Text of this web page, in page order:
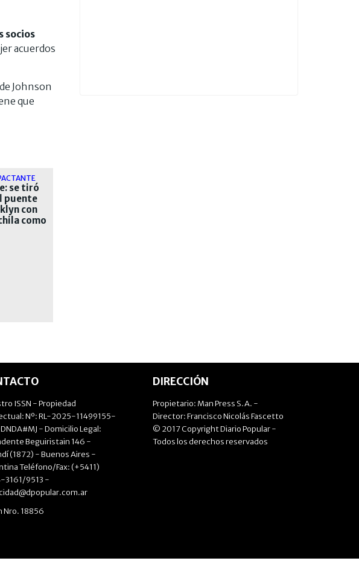
socios
acuerdos
Johnson
que
se tiró
puente
con
como
ISSN - Propiedad
Nº: RL-2025-11499155-
- Domicilio Legal:
Beguiristain 146 -
(1872) - Buenos Aires -
Teléfono/Fax: (+5411)
3161/9513 -
Nro. 18856
DIRECCIÓN
Propietario: Man Press S.A. -
Director: Francisco Nicolás Fascetto
© 2017 Copyright Diario Popular -
Todos los derechos reservados